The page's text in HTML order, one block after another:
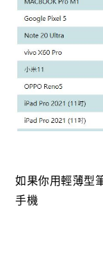
如果你用輕薄型
手機